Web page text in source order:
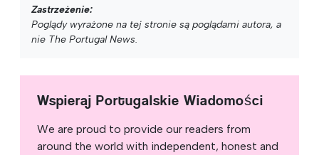
Zastrzeżenie:
Poglądy wyrażone na tej stronie są poglądami autora, a
nie The Portugal News.
Wspieraj Portugalskie Wiadomości
We are proud to provide our readers from
around the world with independent, honest and